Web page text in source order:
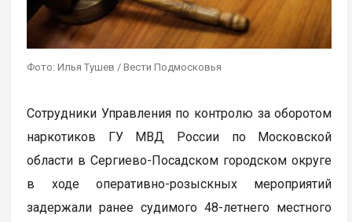
Фото: Илья Тушев / Вести Подмосковья
Сотрудники Управления по контролю за оборотом
наркотиков ГУ МВД России по Московской
области в Сергиево-Посадском городском округе
в ходе оперативно-розыскных мероприятий
задержали ранее судимого 48-летнего местного